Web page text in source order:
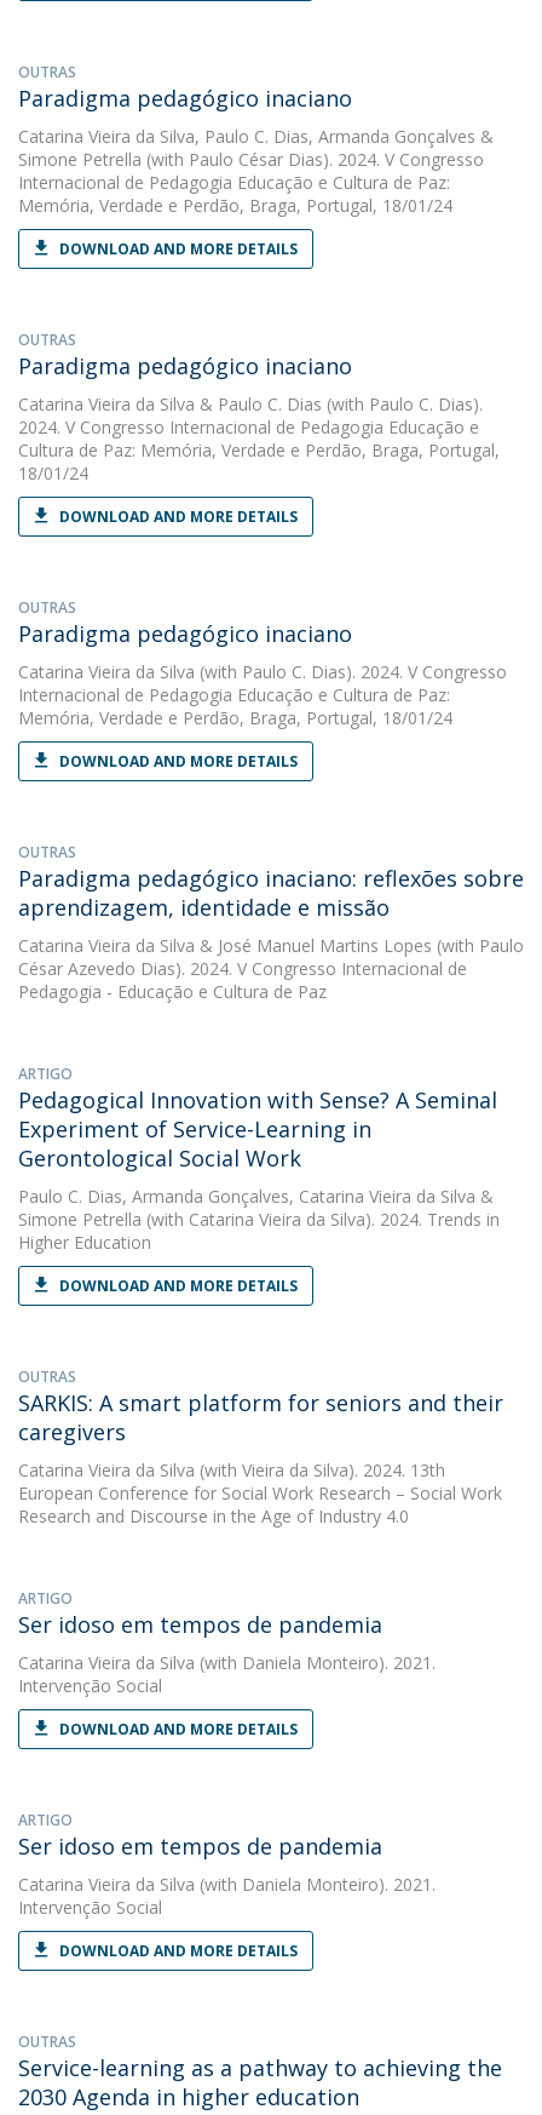
OUTRAS
Paradigma pedagógico inaciano
Catarina Vieira da Silva, Paulo C. Dias, Armanda Gonçalves &
Simone Petrella (with Paulo César Dias). 2024. V Congresso
Internacional de Pedagogia Educação e Cultura de Paz:
Memória, Verdade e Perdão, Braga, Portugal, 18/01/24
DOWNLOAD AND MORE DETAILS
OUTRAS
Paradigma pedagógico inaciano
Catarina Vieira da Silva & Paulo C. Dias (with Paulo C. Dias).
2024. V Congresso Internacional de Pedagogia Educação e
Cultura de Paz: Memória, Verdade e Perdão, Braga, Portugal,
18/01/24
DOWNLOAD AND MORE DETAILS
OUTRAS
Paradigma pedagógico inaciano
Catarina Vieira da Silva (with Paulo C. Dias). 2024. V Congresso
Internacional de Pedagogia Educação e Cultura de Paz:
Memória, Verdade e Perdão, Braga, Portugal, 18/01/24
DOWNLOAD AND MORE DETAILS
OUTRAS
Paradigma pedagógico inaciano: reflexões sobre
aprendizagem, identidade e missão
Catarina Vieira da Silva & José Manuel Martins Lopes (with Paulo
César Azevedo Dias). 2024. V Congresso Internacional de
Pedagogia - Educação e Cultura de Paz
ARTIGO
Pedagogical Innovation with Sense? A Seminal
Experiment of Service-Learning in
Gerontological Social Work
Paulo C. Dias, Armanda Gonçalves, Catarina Vieira da Silva &
Simone Petrella (with Catarina Vieira da Silva). 2024. Trends in
Higher Education
DOWNLOAD AND MORE DETAILS
OUTRAS
SARKIS: A smart platform for seniors and their
caregivers
Catarina Vieira da Silva (with Vieira da Silva). 2024. 13th
European Conference for Social Work Research – Social Work
Research and Discourse in the Age of Industry 4.0
ARTIGO
Ser idoso em tempos de pandemia
Catarina Vieira da Silva (with Daniela Monteiro). 2021.
Intervenção Social
DOWNLOAD AND MORE DETAILS
ARTIGO
Ser idoso em tempos de pandemia
Catarina Vieira da Silva (with Daniela Monteiro). 2021.
Intervenção Social
DOWNLOAD AND MORE DETAILS
OUTRAS
Service-learning as a pathway to achieving the
2030 Agenda in higher education